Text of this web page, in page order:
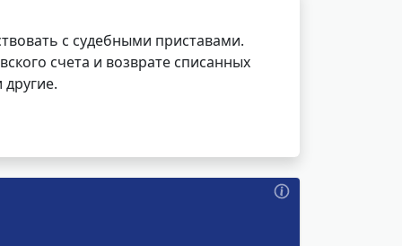
с судебными приставами.
счета и возврате списанных